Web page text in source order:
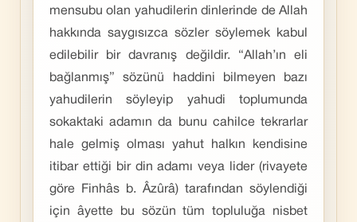
mensubu olan yahudilerin dinlerinde de Allah
hakkında saygısızca sözler söylemek kabul
edilebilir bir davranış değildir. “Allah’ın eli
bağlanmış” sözünü haddini bilmeyen bazı
yahudilerin söyleyip yahudi toplumunda
sokaktaki adamın da bunu cahilce tekrarlar
hale gelmiş olması yahut halkın kendisine
itibar ettiği bir din adamı veya lider (rivayete
göre Finhâs b. Âzûrâ) tarafından söylendiği
için âyette bu sözün tüm topluluğa nisbet